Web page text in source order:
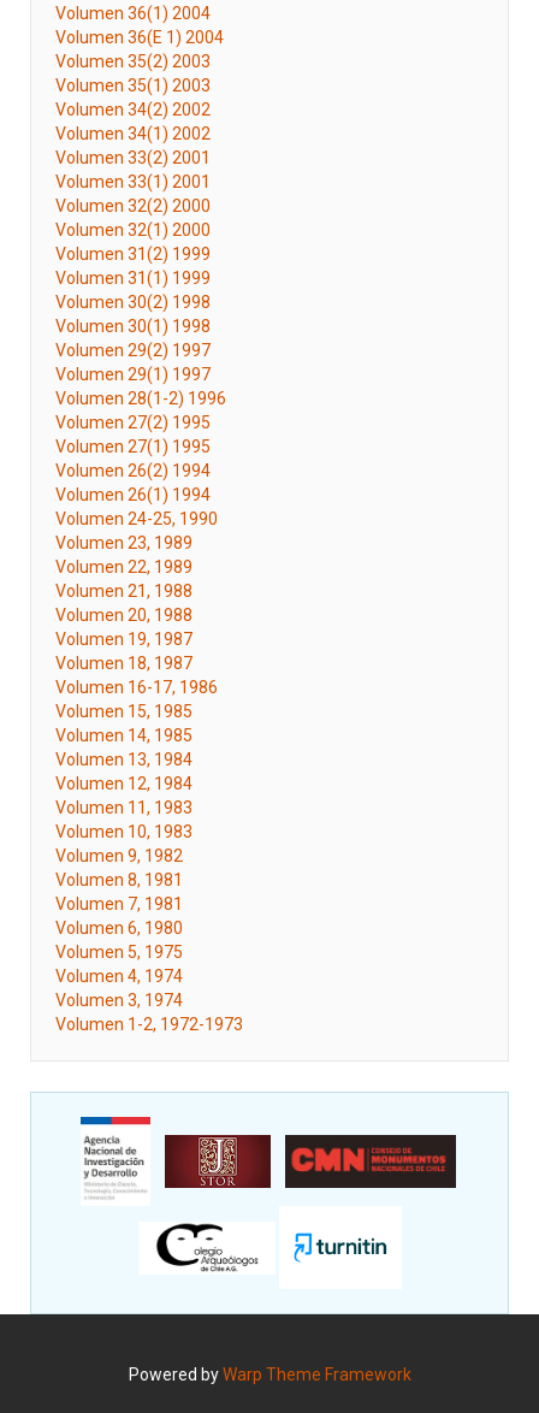
Volumen 36(1) 2004
Volumen 36(E 1) 2004
Volumen 35(2) 2003
Volumen 35(1) 2003
Volumen 34(2) 2002
Volumen 34(1) 2002
Volumen 33(2) 2001
Volumen 33(1) 2001
Volumen 32(2) 2000
Volumen 32(1) 2000
Volumen 31(2) 1999
Volumen 31(1) 1999
Volumen 30(2) 1998
Volumen 30(1) 1998
Volumen 29(2) 1997
Volumen 29(1) 1997
Volumen 28(1-2) 1996
Volumen 27(2) 1995
Volumen 27(1) 1995
Volumen 26(2) 1994
Volumen 26(1) 1994
Volumen 24-25, 1990
Volumen 23, 1989
Volumen 22, 1989
Volumen 21, 1988
Volumen 20, 1988
Volumen 19, 1987
Volumen 18, 1987
Volumen 16-17, 1986
Volumen 15, 1985
Volumen 14, 1985
Volumen 13, 1984
Volumen 12, 1984
Volumen 11, 1983
Volumen 10, 1983
Volumen 9, 1982
Volumen 8, 1981
Volumen 7, 1981
Volumen 6, 1980
Volumen 5, 1975
Volumen 4, 1974
Volumen 3, 1974
Volumen 1-2, 1972-1973
Powered byWarp Theme Framework